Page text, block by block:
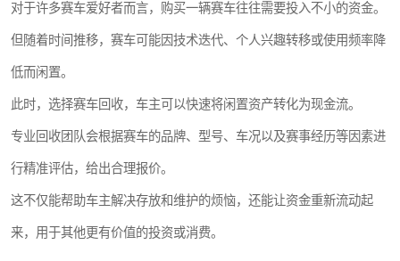
对于许多赛车爱好者而言，购买一辆赛车往往需要投入不小的资金。
但随着时间推移，赛车可能因技术迭代、个人兴趣转移或使用频率降
低而闲置。
此时，选择赛车回收，车主可以快速将闲置资产转化为现金流。
专业回收团队会根据赛车的品牌、型号、车况以及赛事经历等因素进
行精准评估，给出合理报价。
这不仅能帮助车主解决存放和维护的烦恼，还能让资金重新流动起
来，用于其他更有价值的投资或消费。